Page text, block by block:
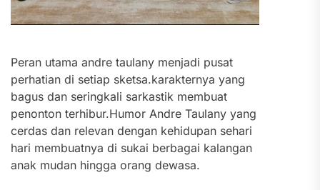
Peran utama andre taulany menjadi pusat
perhatian di setiap sketsa.karakternya yang
bagus dan seringkali sarkastik membuat
penonton terhibur.Humor Andre Taulany yang
cerdas dan relevan dengan kehidupan sehari
hari membuatnya di sukai berbagai kalangan
anak mudan hingga orang dewasa.